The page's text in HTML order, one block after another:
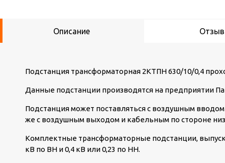
Описание
Подстанция трансформаторная 2КТПН 630/10/0,4
Данные подстанции производятся на предприятии
Подстанция может поставляться с воздушным
же с воздушным выходом и кабельным по стороне
Комплектные трансформаторные подстанции,
кВ по ВН и 0,4 кВ или 0,23 по НН.